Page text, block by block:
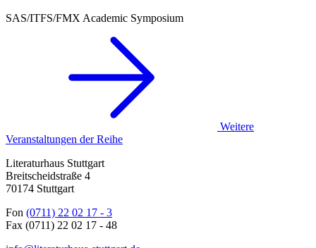
SAS/ITFS/FMX Academic Symposium
Weitere
Veranstaltungen der Reihe
Literaturhaus Stuttgart
Breitscheidstraße 4
70174 Stuttgart
Fon (0711) 22 02 17 - 3
Fax (0711) 22 02 17 - 48